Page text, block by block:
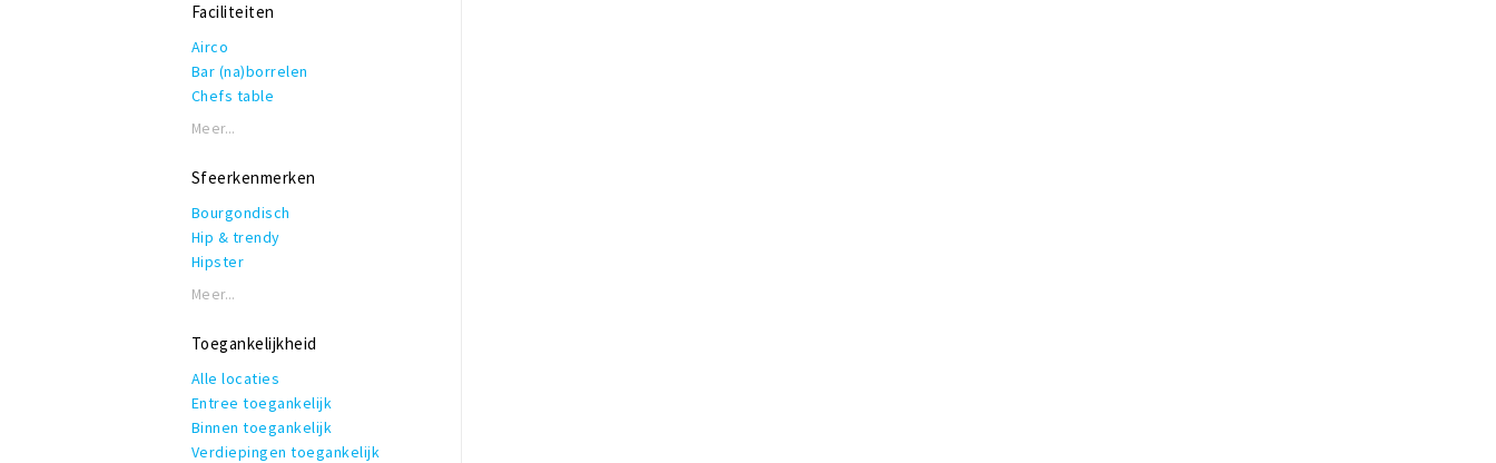
High Tea
High wine
Kindermenu
(Keuze)menu
Seizoensproducten
Streekproducten
Thuis bezorgen
Veganistisch
Vegetarisch
Verrassingsmenu
Faciliteiten
Airco
Bar (na)borrelen
Chefs table
Eigen parkeerplaats
Honden toegestaan
Invalidentoilet
Kindvriendelijk
Private dining
Rookruimte
Terras of binnentuin
WiFi
Meer...
Sfeerkenmerken
Bourgondisch
Hip & trendy
Hipster
Industrieel
Modern
Romantisch
Thema
Vintage
Zakelijk & formeel
Meer...
Toegankelijkheid
Alle locaties
Entree toegankelijk
Binnen toegankelijk
Verdiepingen toegankelijk